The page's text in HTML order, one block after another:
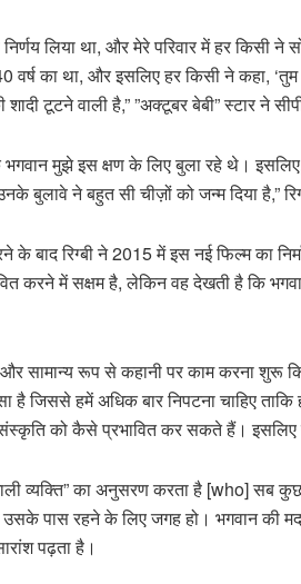
लिया था, और मेरे परिवार में हर किसी
वर्ष का था, और इसलिए हर किसी ने कहा,
टूटने वाली है,” ”अक्टूबर बेबी” स्टार ने
मुझे इस क्षण के लिए बुला रहे थे।
बुलावे ने बहुत सी चीज़ों को जन्म दिया है,”
बाद रिग्बी ने 2015 में इस नई फिल्म का
करने में सक्षम है, लेकिन वह देखती है कि
सामान्य रूप से कहानी पर काम करना शुरू
जिससे हमें अधिक बार निपटना चाहिए
को कैसे प्रभावित कर सकते हैं। इसलिए
व्यक्ति” का अनुसरण करता है [who] सब
पास रहने के लिए जगह हो। भगवान की
पढ़ता है।